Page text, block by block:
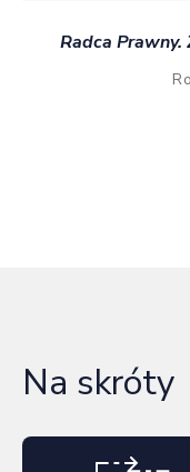
Radca
Na skróty